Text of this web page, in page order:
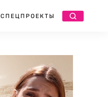
СПЕЦПРОЕКТЫ